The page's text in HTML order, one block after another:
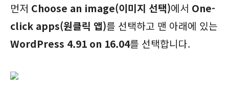
먼저 Choose an image(이미지 선택)에서 One-
click apps(원클릭 앱)를 선택하고 맨 아래에 있는
WordPress 4.91 on 16.04를 선택합니다.